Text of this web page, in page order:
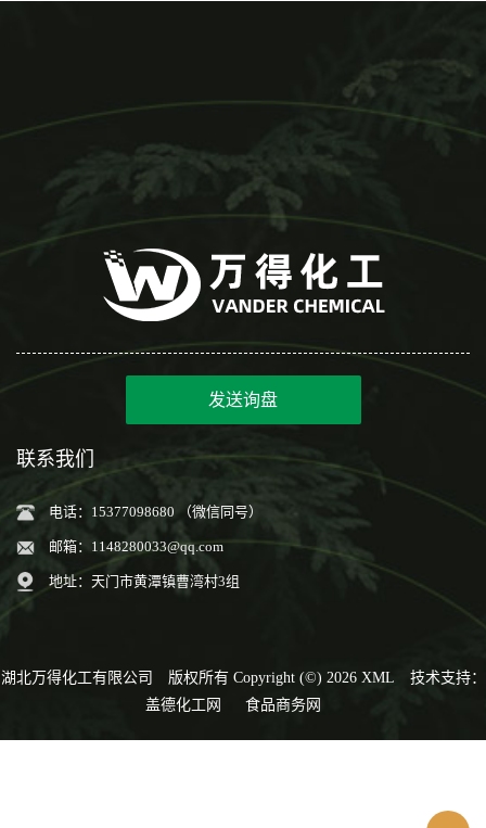
发送询盘
联系我们
电话：15377098680 （微信同号）
邮箱： 1148280033@qq.com
地址：天门市黄潭镇曹湾村3组
湖北万得化工有限公司 版权所有 Copyright (©) 2026 XML
技术支持：
盖德化工网
食品商务网